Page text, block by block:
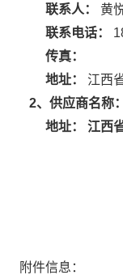
联系人：
黄
联系电话：
传真：
地址：
江西
2、供应商名称：
地址： 江西
附件信息：